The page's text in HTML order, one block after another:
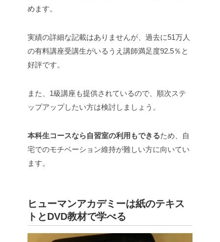
めます。
実績の詳細な記載はありませんが、過去に51万人
の有料講座受講生がいるうえ講師満足度92.5％と
好評です。
また、1級講座も提供されているので、順次ステ
ップアップしたい方は検討しましょう。
本科生コースなら自習室の利用もできるため、自
宅でのモチベーション維持が難しい方に向いてい
ます。
ヒューマンアカデミーは紙のテキス
トとDVD教材で学べる